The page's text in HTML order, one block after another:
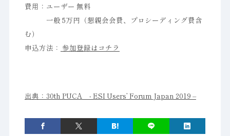
費用：ユーザー 無料
一般 5万円（懇親会会費、プロシーディング費含
む）
申込方法： 参加登録はコチラ
出典：30th PUCA - ESI Users’ Forum Japan 2019 –